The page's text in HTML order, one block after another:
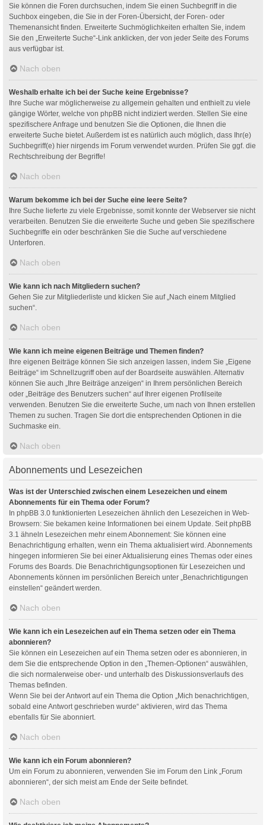
Sie können die Foren durchsuchen, indem Sie einen Suchbegriff in die
Suchbox eingeben, die Sie in der Foren-Übersicht, der Foren- oder
Themenansicht finden. Erweiterte Suchmöglichkeiten erhalten Sie, indem
Sie den „Erweiterte Suche“-Link anklicken, der von jeder Seite des Forums
aus verfügbar ist.
Nach oben
Weshalb erhalte ich bei der Suche keine Ergebnisse?
Ihre Suche war möglicherweise zu allgemein gehalten und enthielt zu viele
gängige Wörter, welche von phpBB nicht indiziert werden. Stellen Sie eine
spezifischere Anfrage und benutzen Sie die Optionen, die Ihnen die
erweiterte Suche bietet. Außerdem ist es natürlich auch möglich, dass Ihr(e)
Suchbegriff(e) hier nirgends im Forum verwendet wurden. Prüfen Sie ggf. die
Rechtschreibung der Begriffe!
Nach oben
Warum bekomme ich bei der Suche eine leere Seite?
Ihre Suche lieferte zu viele Ergebnisse, somit konnte der Webserver sie nicht
verarbeiten. Benutzen Sie die erweiterte Suche und geben Sie spezifischere
Suchbegriffe ein oder beschränken Sie die Suche auf verschiedene
Unterforen.
Nach oben
Wie kann ich nach Mitgliedern suchen?
Gehen Sie zur Mitgliederliste und klicken Sie auf „Nach einem Mitglied
suchen“.
Nach oben
Wie kann ich meine eigenen Beiträge und Themen finden?
Ihre eigenen Beiträge können Sie sich anzeigen lassen, indem Sie „Eigene
Beiträge“ im Schnellzugriff oben auf der Boardseite auswählen. Alternativ
können Sie auch „Ihre Beiträge anzeigen“ in Ihrem persönlichen Bereich
oder „Beiträge des Benutzers suchen“ auf Ihrer eigenen Profilseite
verwenden. Benutzen Sie die erweiterte Suche, um nach von Ihnen erstellen
Themen zu suchen. Tragen Sie dort die entsprechenden Optionen in die
Suchmaske ein.
Nach oben
Abonnements und Lesezeichen
Was ist der Unterschied zwischen einem Lesezeichen und einem
Abonnements für ein Thema oder Forum?
In phpBB 3.0 funktionierten Lesezeichen ähnlich den Lesezeichen in Web-
Browsern: Sie bekamen keine Informationen bei einem Update. Seit phpBB
3.1 ähneln Lesezeichen mehr einem Abonnement: Sie können eine
Benachrichtigung erhalten, wenn ein Thema aktualisiert wird. Abonnements
hingegen informieren Sie bei einer Aktualisierung eines Themas oder eines
Forums des Boards. Die Benachrichtigungsoptionen für Lesezeichen und
Abonnements können im persönlichen Bereich unter „Benachrichtigungen
einstellen“ geändert werden.
Nach oben
Wie kann ich ein Lesezeichen auf ein Thema setzen oder ein Thema
abonnieren?
Sie können ein Lesezeichen auf ein Thema setzen oder es abonnieren, in
dem Sie die entsprechende Option in den „Themen-Optionen“ auswählen,
die sich normalerweise ober- und unterhalb des Diskussionsverlaufs des
Themas befinden.
Wenn Sie bei der Antwort auf ein Thema die Option „Mich benachrichtigen,
sobald eine Antwort geschrieben wurde“ aktivieren, wird das Thema
ebenfalls für Sie abonniert.
Nach oben
Wie kann ich ein Forum abonnieren?
Um ein Forum zu abonnieren, verwenden Sie im Forum den Link „Forum
abonnieren“, der sich meist am Ende der Seite befindet.
Nach oben